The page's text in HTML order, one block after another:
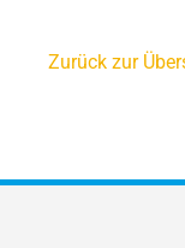
Zurück zur